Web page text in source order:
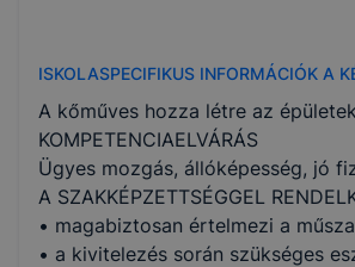
ISKOLASPECIFIKUS INFORMÁCIÓK A
A kőműves hozza létre az
KOMPETENCIAELVÁRÁS
Ügyes mozgás, állóképesség, jó
A SZAKKÉPZETTSÉGGEL
• magabiztosan értelmezi a
• a kivitelezés során szükséges